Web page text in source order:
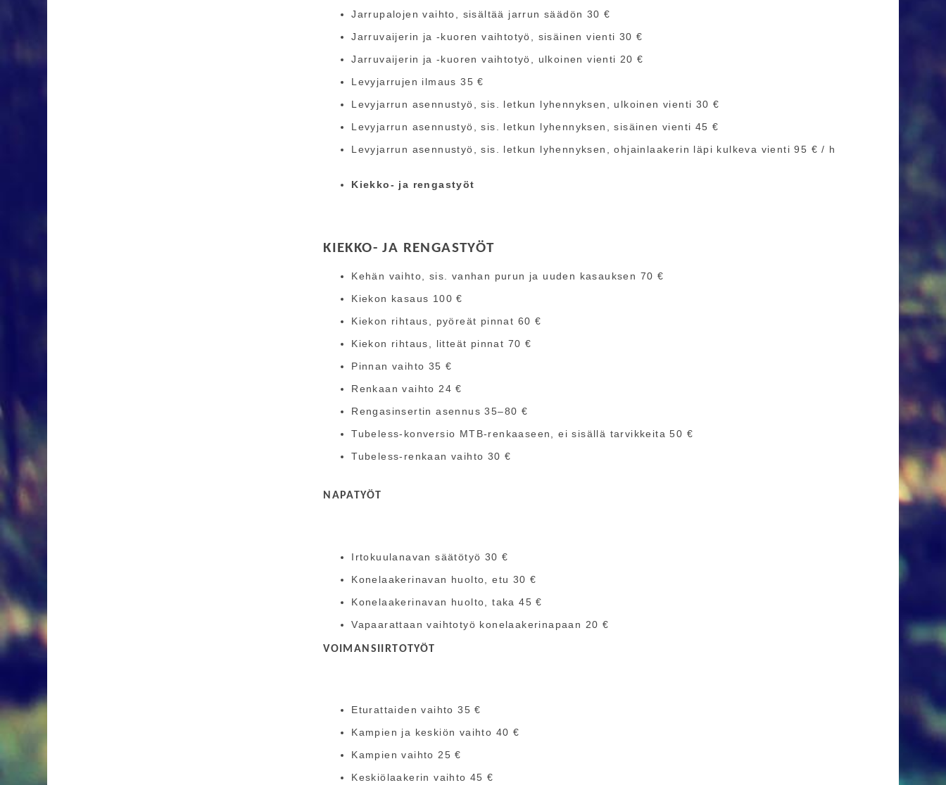
Jarrupalojen vaihto, sisältää jarrun säädön 30 €
Jarruvaijerin ja -kuoren vaihtotyö, sisäinen vienti 30 €
Jarruvaijerin ja -kuoren vaihtotyö, ulkoinen vienti 20 €
Levyjarrujen ilmaus 35 €
Levyjarrun asennustyö, sis. letkun lyhennyksen, ulkoinen vienti 30 €
Levyjarrun asennustyö, sis. letkun lyhennyksen, sisäinen vienti 45 €
Levyjarrun asennustyö, sis. letkun lyhennyksen, ohjainlaakerin läpi kulkeva vienti 95 € / h
Kiekko- ja rengastyöt
KIEKKO- JA RENGASTYÖT
Kehän vaihto, sis. vanhan purun ja uuden kasauksen 70 €
Kiekon kasaus 100 €
Kiekon rihtaus, pyöreät pinnat 60 €
Kiekon rihtaus, litteät pinnat 70 €
Pinnan vaihto 35 €
Renkaan vaihto 24 €
Rengasinsertin asennus 35–80 €
Tubeless-konversio MTB-renkaaseen, ei sisällä tarvikkeita 50 €
Tubeless-renkaan vaihto 30 €
NAPATYÖT
Irtokuulanavan säätötyö 30 €
Konelaakerinavan huolto, etu 30 €
Konelaakerinavan huolto, taka 45 €
Vapaarattaan vaihtotyö konelaakerinapaan 20 €
VOIMANSIIRTOTYÖT
Eturattaiden vaihto 35 €
Kampien ja keskiön vaihto 40 €
Kampien vaihto 25 €
Keskiölaakerin vaihto 45 €